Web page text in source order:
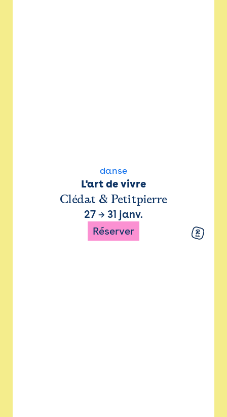
danse
L'art de vivre
Clédat & Petitpierre
27 → 31 janv.
Réserver